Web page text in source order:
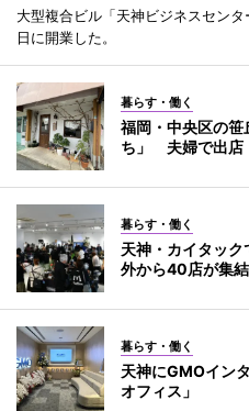
大型複合ビル「天神ビジネスセン
日に開業した。
暮らす・働く
福岡・中央区の笹
ち」 夫婦で出店
暮らす・働く
天神・カイタッ
外から40店が集結
暮らす・働く
天神にGMOイン
オフィス」